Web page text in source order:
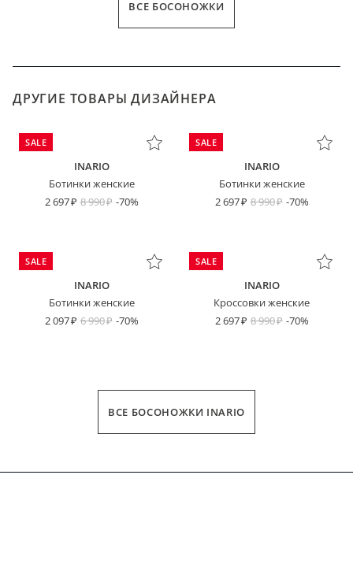
ВСЕ БОСОНОЖКИ
ДРУГИЕ ТОВАРЫ ДИЗАЙНЕРА
SALE
INARIO
Ботинки женские
2 697
8 990 -70%
SALE
INARIO
Ботинки женские
2 697
8 990 -70%
SALE
INARIO
Ботинки женские
2 097
6 990 -70%
SALE
INARIO
Кроссовки женские
2 697
8 990 -70%
ВСЕ БОСОНОЖКИ INARIO